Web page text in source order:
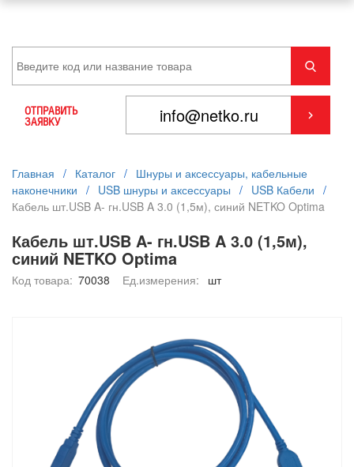
ОТПРАВИТЬ
ЗАЯВКУ
Главная / Каталог / Шнуры и аксессуары, кабельные
наконечники / USB шнуры и аксессуары / USB Кабели /
Кабель шт.USB A- гн.USB A 3.0 (1,5м), синий NETKO Optima
Кабель шт.USB A- гн.USB A 3.0 (1,5м),
синий NETKO Optima
Код товара: 70038 Ед.измерения: шт